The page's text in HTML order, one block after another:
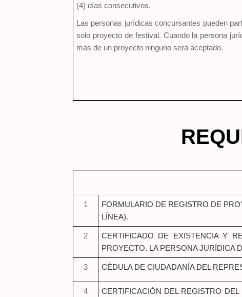
(4) días consecutivos.
Las personas jurídicas concursantes pueden
solo proyecto de festival. Cuando la persona
más de un proyecto ninguno será aceptado.
1
FORMULARIO DE REGISTRO DE
LÍNEA).
2
CERTIFICADO DE EXISTENCIA Y
PROYECTO. LA PERSONA JURÍDICA
3 CÉDULA DE CIUDADANÍA DEL
4 CERTIFICACIÓN DEL REGISTRO DEL